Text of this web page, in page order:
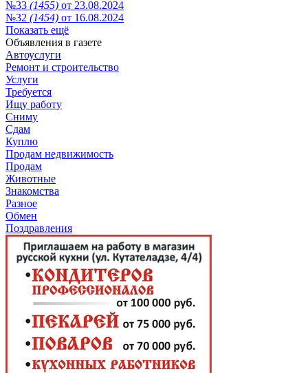
№33 (1455) от 23.08.2024
№32 (1454) от 16.08.2024
Показать ещё
Объявления в газете
Автоуслуги
Ремонт и строительство
Услуги
Требуется
Ищу работу
Сниму
Сдам
Куплю
Продам недвижимость
Продам
Животные
Знакомства
Разное
Обмен
Поздравления